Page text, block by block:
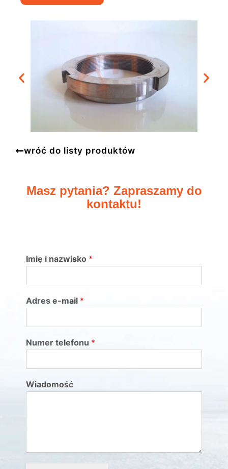
wróć do listy produktów
Masz pytania? Zapraszamy do
kontaktu!
Imię i nazwisko *
Adres e-mail *
Numer telefonu *
Wiadomość